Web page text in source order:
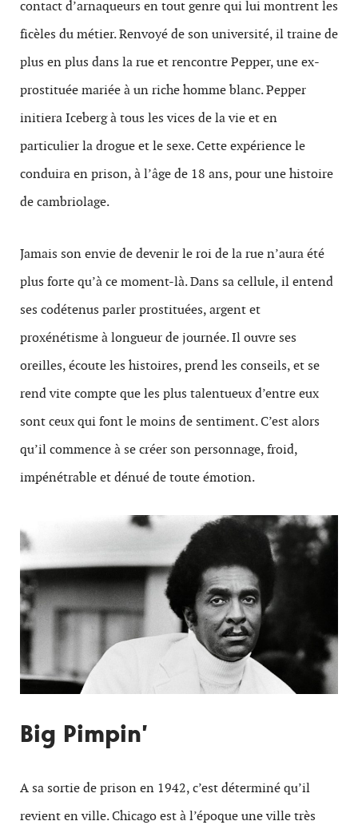
contact d’arnaqueurs en tout genre qui lui montrent les
ficèles du métier. Renvoyé de son université, il traine de
plus en plus dans la rue et rencontre Pepper, une ex-
prostituée mariée à un riche homme blanc. Pepper
initiera Iceberg à tous les vices de la vie et en
particulier la drogue et le sexe. Cette expérience le
conduira en prison, à l’âge de 18 ans, pour une histoire
de cambriolage.
Jamais son envie de devenir le roi de la rue n’aura été
plus forte qu’à ce moment-là. Dans sa cellule, il entend
ses codétenus parler prostituées, argent et
proxénétisme à longueur de journée. Il ouvre ses
oreilles, écoute les histoires, prend les conseils, et se
rend vite compte que les plus talentueux d’entre eux
sont ceux qui font le moins de sentiment. C’est alors
qu’il commence à se créer son personnage, froid,
impénétrable et dénué de toute émotion.
Big Pimpin’
A sa sortie de prison en 1942, c’est déterminé qu’il
revient en ville. Chicago est à l’époque une ville très